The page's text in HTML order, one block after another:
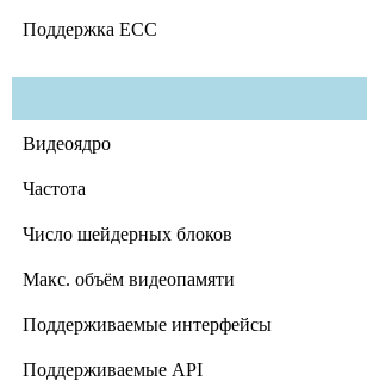
Поддержка ECC
Видеоядро
Частота
Число шейдерных блоков
Макс. объём видеопамяти
Поддерживаемые интерфейсы
Поддерживаемые API